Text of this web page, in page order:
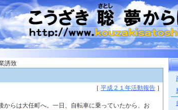
誘致
［ 平成２１年活動報告 ］
からは大任町へ。一日、自転車に乗っていたから、お